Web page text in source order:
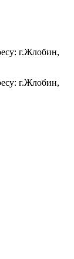
г.Жлобин,
г.Жлобин,